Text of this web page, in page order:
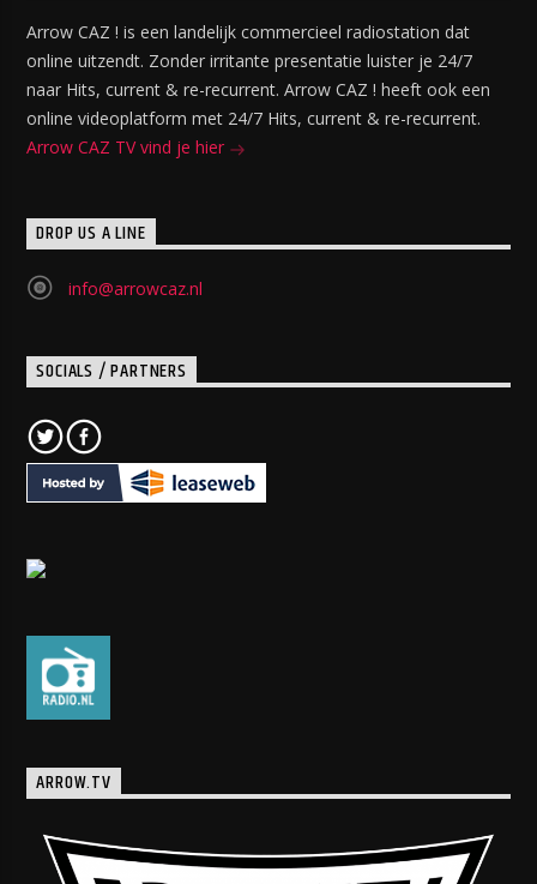
Arrow CAZ ! is een landelijk commercieel radiostation dat
online uitzendt. Zonder irritante presentatie luister je 24/7
naar Hits, current & re-recurrent. Arrow CAZ ! heeft ook een
online videoplatform met 24/7 Hits, current & re-recurrent.
Arrow CAZ TV vind je hier
DROP US A LINE
info@arrowcaz.nl
SOCIALS / PARTNERS
ARROW.TV